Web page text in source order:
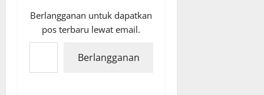
Berlangganan untuk dapatkan
pos terbaru lewat email.
Ketikkan email Anda...
Berlangganan